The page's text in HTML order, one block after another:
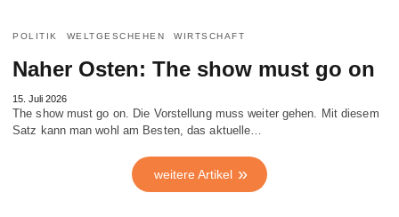
POLITIK WELTGESCHEHEN WIRTSCHAFT
Naher Osten: The show must go on
15. Juli 2026
The show must go on. Die Vorstellung muss weiter gehen. Mit diesem
Satz kann man wohl am Besten, das aktuelle…
weitere Artikel